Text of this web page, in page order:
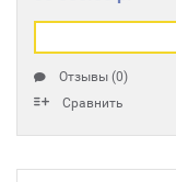
Отзывы (0)
Сравнить